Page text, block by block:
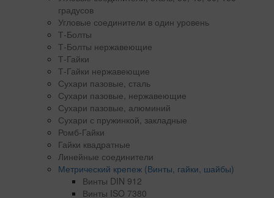
градусов
Угловые соединители в один уровень
Т-Болты
Т-Болты нержавеющие
Т-Гайки
Т-Гайки нержавеющие
Сухари пазовые, сталь
Сухари пазовые, нержавеющие
Сухари пазовые, алюминий
Сухари с пружинкой, закладные
Ромб-Гайки
Гайки квадратные
Линейные соединители
Метрический крепеж (Винты, гайки, шайбы)
Винты DIN 912
Винты ISO 7380